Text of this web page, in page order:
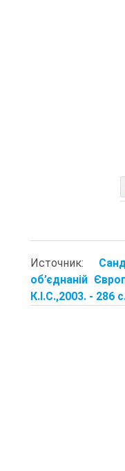
Источник:
об’єднаній
К.І.С.,2003. - 286